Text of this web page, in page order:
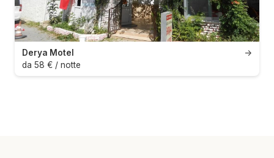
→
Derya Motel
da 58 € / notte